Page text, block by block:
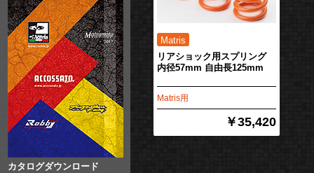
カタログダウンロード
リアショック用スプリング
内径57mm 自由長125mm
Matris用
￥35,420